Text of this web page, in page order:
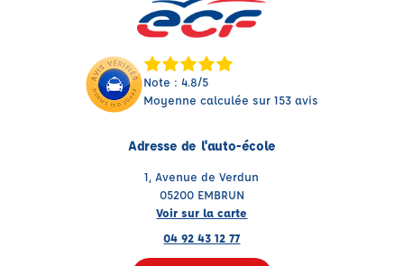
Note : 4.8/5
Moyenne calculée sur 153 avis
Adresse de l'auto-école
1, Avenue de Verdun
05200 EMBRUN
Voir sur la carte
04 92 43 12 77